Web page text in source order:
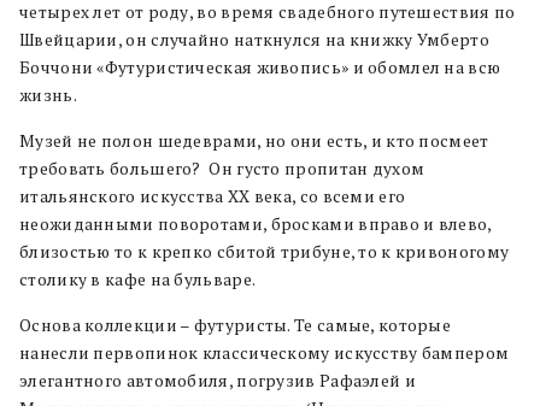
четырех лет от роду, во время свадебного путешествия по
Швейцарии, он случайно наткнулся на книжку Умберто
Боччони «Футуристическая живопись» и обомлел на всю
жизнь.
Музей не полон шедеврами, но они есть, и кто посмеет
требовать большего? Он густо пропитан духом
итальянского искусства XX века, со всеми его
неожиданными поворотами, бросками вправо и влево,
близостью то к крепко сбитой трибуне, то к кривоногому
столику в кафе на бульваре.
Основа коллекции – футуристы. Те самые, которые
нанесли первопинок классическому искусству бампером
элегантного автомобиля, погрузив Рафаэлей и